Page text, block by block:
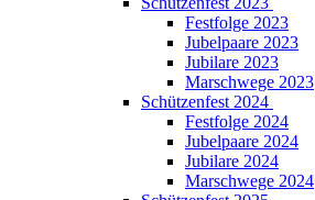
Festfolge 2023
Jubelpaare 2023
Jubilare 2023
Marschwege 2023
Schützenfest 2024
Festfolge 2024
Jubelpaare 2024
Jubilare 2024
Marschwege 2024